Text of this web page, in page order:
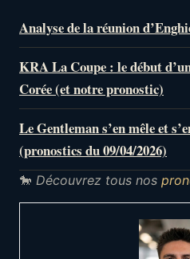
Analyse de la réunion
KRA La Coupe : le début
Corée (et notre pronostic)
Le Gentleman s’en mêle et
(pronostics du 09/04/2026)
🐎 Découvrez tous nos